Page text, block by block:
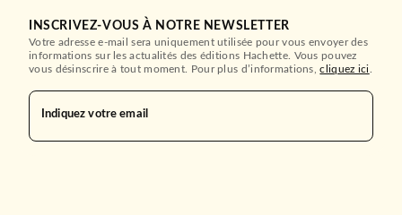
INSCRIVEZ-VOUS À NOTRE NEWSLETTER
Votre adresse e-mail sera uniquement utilisée pour vous envoyer des
informations sur les actualités des éditions Hachette. Vous pouvez
vous désinscrire à tout moment. Pour plus d’informations,cliquez ici
Indiquez votre email